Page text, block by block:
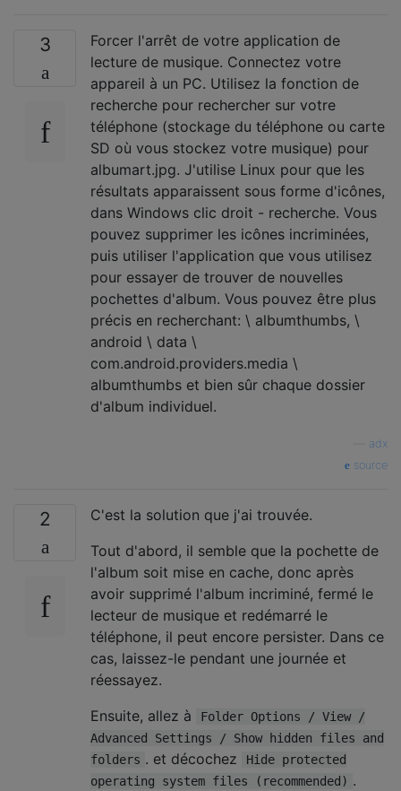
3
Forcer l'arrêt de votre application de
lecture de musique. Connectez votre
appareil à un PC. Utilisez la fonction de
recherche pour rechercher sur votre
téléphone (stockage du téléphone ou carte
SD où vous stockez votre musique) pour
albumart.jpg. J'utilise Linux pour que les
résultats apparaissent sous forme d'icônes,
dans Windows clic droit - recherche. Vous
pouvez supprimer les icônes incriminées,
puis utiliser l'application que vous utilisez
pour essayer de trouver de nouvelles
pochettes d'album. Vous pouvez être plus
précis en recherchant: \ albumthumbs, \
android \ data \
com.android.providers.media \
albumthumbs et bien sûr chaque dossier
d'album individuel.
adx
source
2
C'est la solution que j'ai trouvée.
Tout d'abord, il semble que la pochette de
l'album soit mise en cache, donc après
avoir supprimé l'album incriminé, fermé le
lecteur de musique et redémarré le
téléphone, il peut encore persister. Dans ce
cas, laissez-le pendant une journée et
réessayez.
Ensuite, allez à
Folder Options / View /
Advanced Settings / Show hidden files and
folders . et décochez
Hide protected
operating system files (recommended) .